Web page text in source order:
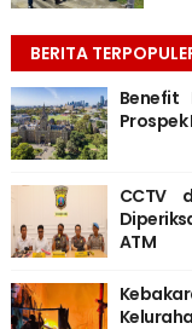
BERITA
Benefit
CCTV
ATM